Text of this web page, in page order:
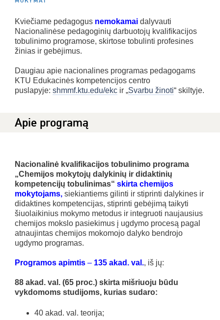
Kviečiame pedagogus nemokamai dalyvauti
Nacionalinėse pedagoginių darbuotojų kvalifikacijos
tobulinimo programose, skirtose tobulinti profesines
žinias ir gebėjimus.
Daugiau apie nacionalines programas pedagogams
KTU Edukacinės kompetencijos centro
puslapyje: shmmf.ktu.edu/ekc ir „Svarbu žinoti“ skiltyje.
Apie programą
Nacionalinė kvalifikacijos tobulinimo programa
„Chemijos mokytojų dalykinių ir didaktinių
kompetencijų tobulinimas“ skirta chemijos
mokytojams, siekiantiems gilinti ir stiprinti dalykines ir
didaktines kompetencijas, stiprinti gebėjimą taikyti
šiuolaikinius mokymo metodus ir integruoti naujausius
chemijos mokslo pasiekimus į ugdymo procesą pagal
atnaujintas chemijos mokomojo dalyko bendrojo
ugdymo programas.
Programos apimtis – 135 akad. val., iš jų:
88 akad. val. (65 proc.) skirta mišriuoju būdu
vykdomoms studijoms, kurias sudaro:
40 akad. val. teorija;